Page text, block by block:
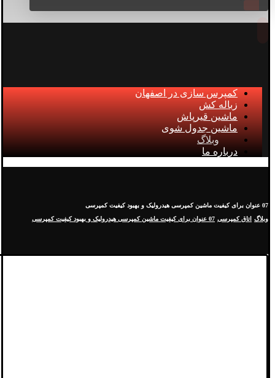
کمپرس سازی در اصفهان
زباله کش
ماشین قیرپاش
ماشین جدول شوی
وبلاگ
درباره ما
07 عنوان برای کیفیت ماشین کمپرسی هیدرولیک و بهبود کیفیت کمپرسی
وبلاگ اتاق کمپرسی 07 عنوان برای کیفیت ماشین کمپرسی هیدرولیک و بهبود کیفیت کمپرسی